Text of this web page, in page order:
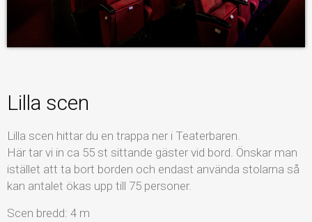
Lilla scen
Lilla scen hittar du en trappa ner i Teaterbaren.
Här tar vi in ca 55 st sittande gäster vid bord. Önskar man
istället att ta bort borden och endast använda stolarna så
kan antalet ökas upp till 75 personer.
Scen bredd: 4 m